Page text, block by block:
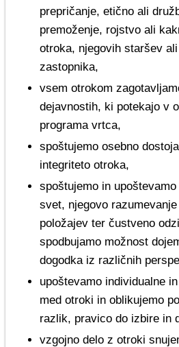
prepričanje, etično ali
premoženje, rojstvo ali
otroka, njegovih staršev
zastopnika,
vsem otrokom
dejavnostih, ki potekajo v
programa vrtca,
spoštujemo osebno
integriteto otroka,
spoštujemo in
svet, njegovo
položajev ter čustveno
spodbujamo možnost
dogodka iz različnih
upoštevamo individualne
med otroki in oblikujemo
razlik, pravico do izbire in
vzgojno delo z otroki